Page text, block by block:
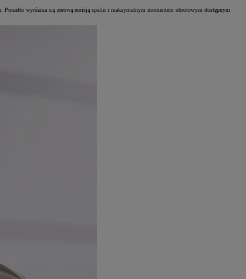
Ponadto wyróżnia się zerową emisją spalin i maksymalnym momentem obrotowym dostępnym